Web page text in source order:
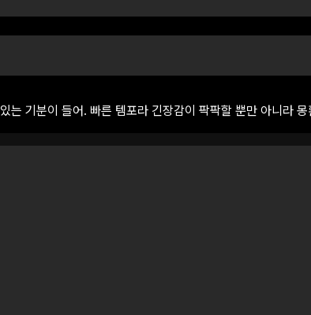
있는 기분이 들어. 빠른 템포라 긴장감이 팍팍할 뿐만 아니라 몽